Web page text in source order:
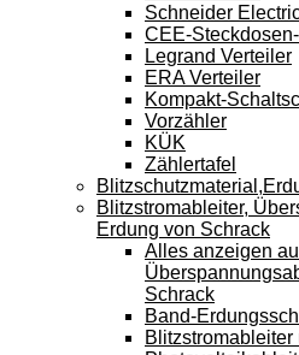
Schneider
CEE-
Legrand Verteiler
ERA Verteiler
Kompakt-
Vorzähler
KÜK
Zählertafel
Blitzstromableiter,
Erdung von Schrack
Alles anzeigen
Schrack
Band-